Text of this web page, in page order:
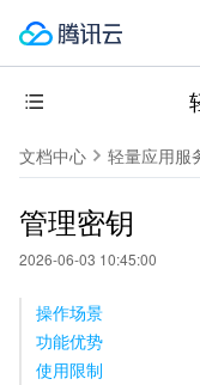
文档中心 轻量应用服
管理密钥
2026-06-03 10:45:00
操作场景
功能优势
使用限制